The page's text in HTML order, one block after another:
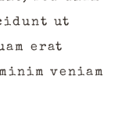
ut
erat
veniam